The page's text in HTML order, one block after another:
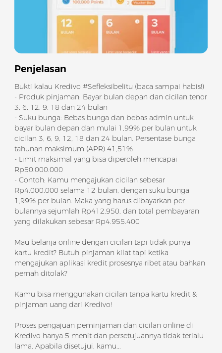
Penjelasan
Bukti kalau Kredivo #Sefleksibelitu (baca sampai habis!)
- Produk pinjaman: Bayar bulan depan dan cicilan tenor
3, 6, 12, 9, 18 dan 24 bulan
- Suku bunga: Bebas bunga dan bebas admin untuk
bayar bulan depan dan mulai 1,99% per bulan untuk
cicilan 3, 6, 9, 12, 18 dan 24 bulan. Persentase bunga
tahunan maksimum (APR) 41,51%
- Limit maksimal yang bisa diperoleh mencapai
Rp50.000.000
- Contoh: Kamu mengajukan cicilan sebesar
Rp4.000.000 selama 12 bulan, dengan suku bunga
1,99% per bulan. Maka yang harus dibayarkan per
bulannya sejumlah Rp412.950, dan total pembayaran
yang dilakukan sebesar Rp4.955.400
Mau belanja online dengan cicilan tapi tidak punya
kartu kredit? Butuh pinjaman kilat tapi ketika
mengajukan aplikasi kredit prosesnya ribet atau bahkan
pernah ditolak?
Kamu bisa menggunakan cicilan tanpa kartu kredit &
pinjaman uang dari Kredivo!
Proses pengajuan peminjaman dan cicilan online di
Kredivo hanya 5 menit dan persetujuannya tidak terlalu
lama. Apabila disetujui, kamu...